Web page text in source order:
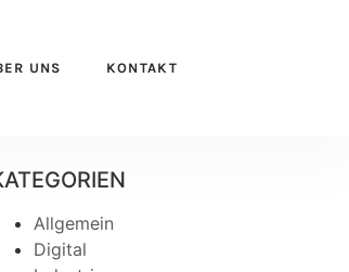
UNS KONTAKT
Allgemein
Digital